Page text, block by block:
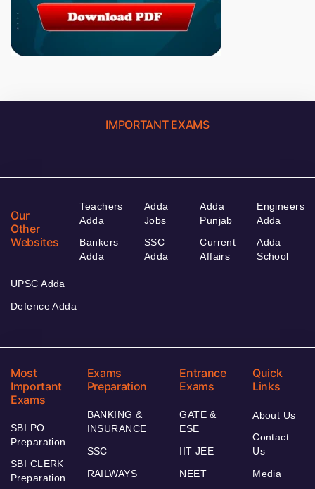
IMPORTANT EXAMS
Our
Other
Websites
Teachers
Adda
Bankers
Adda
Adda
Jobs
SSC
Adda
Adda
Punjab
Current
Affairs
Engineers
Adda
Adda
School
UPSC Adda
Defence Adda
Most
Important
Exams
SBI PO
Preparation
SBI CLERK
Preparation
Exams
Preparation
BANKING &
INSURANCE
SSC
RAILWAYS
Entrance
Exams
GATE &
ESE
IIT JEE
NEET
Quick
Links
About Us
Contact
Us
Media